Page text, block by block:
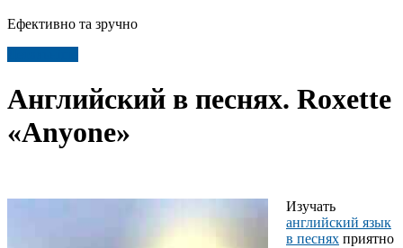
Ефективно та зручно
Английский в песнях. Roxette
«Anyone»
Изучать
английский язык
в песнях приятно